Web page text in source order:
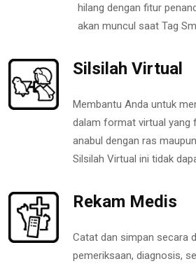
hilang dengan fitur
akan muncul saat Tag
Silsilah Virtual
Membantu Anda untuk
dalam format virtual yang
anabul dengan ras
Silsilah Virtual ini tidak
Rekam Medis
Catat dan simpan secara
pemeriksaan, diagnosis,